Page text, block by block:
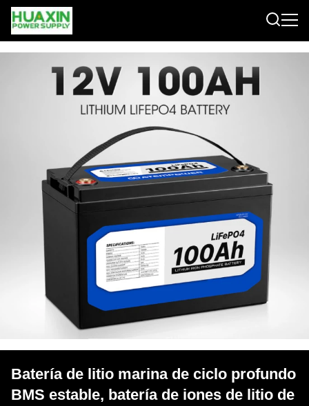
Batería de litio marina de ciclo profundo
BMS estable, batería de iones de litio de